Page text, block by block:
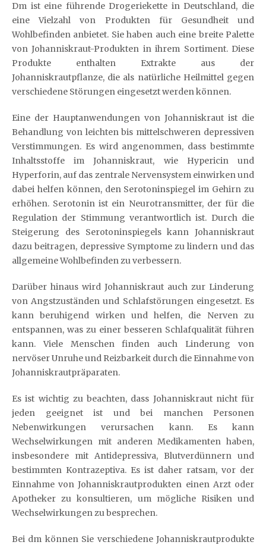
Dm ist eine führende Drogeriekette in Deutschland, die
eine Vielzahl von Produkten für Gesundheit und
Wohlbefinden anbietet. Sie haben auch eine breite Palette
von Johanniskraut-Produkten in ihrem Sortiment. Diese
Produkte enthalten Extrakte aus der
Johanniskrautpflanze, die als natürliche Heilmittel gegen
verschiedene Störungen eingesetzt werden können.
Eine der Hauptanwendungen von Johanniskraut ist die
Behandlung von leichten bis mittelschweren depressiven
Verstimmungen. Es wird angenommen, dass bestimmte
Inhaltsstoffe im Johanniskraut, wie Hypericin und
Hyperforin, auf das zentrale Nervensystem einwirken und
dabei helfen können, den Serotoninspiegel im Gehirn zu
erhöhen. Serotonin ist ein Neurotransmitter, der für die
Regulation der Stimmung verantwortlich ist. Durch die
Steigerung des Serotoninspiegels kann Johanniskraut
dazu beitragen, depressive Symptome zu lindern und das
allgemeine Wohlbefinden zu verbessern.
Darüber hinaus wird Johanniskraut auch zur Linderung
von Angstzuständen und Schlafstörungen eingesetzt. Es
kann beruhigend wirken und helfen, die Nerven zu
entspannen, was zu einer besseren Schlafqualität führen
kann. Viele Menschen finden auch Linderung von
nervöser Unruhe und Reizbarkeit durch die Einnahme von
Johanniskrautpräparaten.
Es ist wichtig zu beachten, dass Johanniskraut nicht für
jeden geeignet ist und bei manchen Personen
Nebenwirkungen verursachen kann. Es kann
Wechselwirkungen mit anderen Medikamenten haben,
insbesondere mit Antidepressiva, Blutverdünnern und
bestimmten Kontrazeptiva. Es ist daher ratsam, vor der
Einnahme von Johanniskrautprodukten einen Arzt oder
Apotheker zu konsultieren, um mögliche Risiken und
Wechselwirkungen zu besprechen.
Bei dm können Sie verschiedene Johanniskrautprodukte